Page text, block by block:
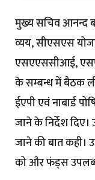
मुख्य सचिव आनन्द
व्यय, सीएसएस
एसएएससीआई,
के सम्बन्ध में बैठक
ईएपी एवं नाबार्ड
जाने के निर्देश दिए।
जाने की बात कही।
को और फंड्स